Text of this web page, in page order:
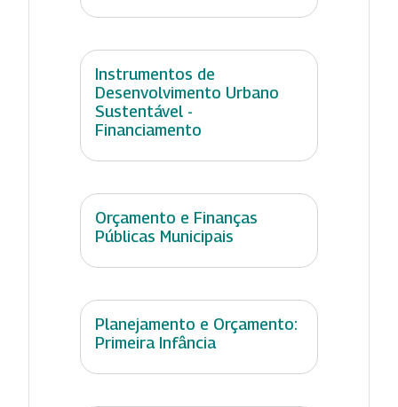
Instrumentos de
Desenvolvimento Urbano
Sustentável -
Financiamento
Orçamento e Finanças
Públicas Municipais
Planejamento e Orçamento:
Primeira Infância